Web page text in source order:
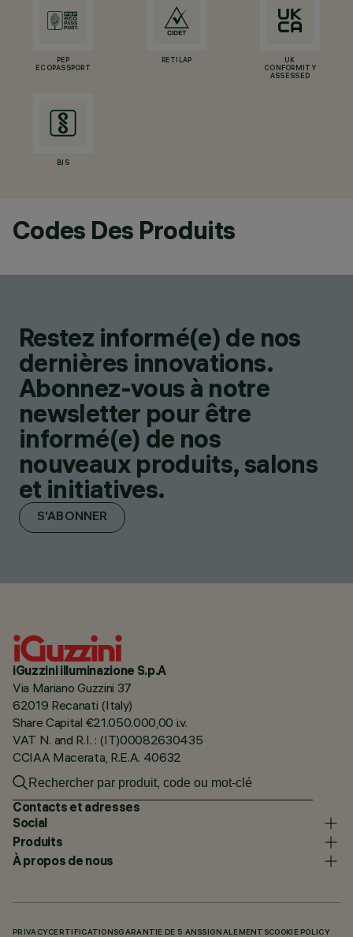
PEP
ECOPASSPORT
RETILAP
UK
CONFORMITY
ASSESSED
BIS
Codes Des Produits
Restez informé(e) de nos
dernières innovations.
Abonnez-vous à notre
newsletter pour être
informé(e) de nos
nouveaux produits, salons
et initiatives.
S'ABONNER
iGuzzini illuminazione S.p.A
Via Mariano Guzzini 37
62019 Recanati (Italy)
Share Capital €21.050.000,00 i.v.
VAT N. and R.I. : (IT)00082630435
CCIAA Macerata, R.E.A. 40632
Contacts et adresses
Social
Produits
À propos de nous
PRIVACY CERTIFICATIONSGARANTIE DE 5 ANSSIGNALEMENTSCOOKIE POLICY